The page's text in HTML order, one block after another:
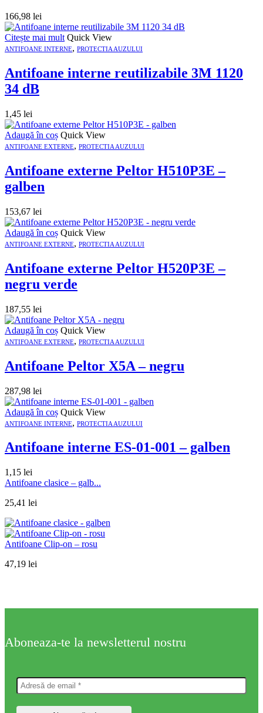
166,98 lei
Citește mai mult Quick View
ANTIFOANE INTERNE, PROTECTIA AUZULUI
Antifoane interne reutilizabile 3M 1120
34 dB
1,45 lei
Adaugă în coș Quick View
ANTIFOANE EXTERNE, PROTECTIA AUZULUI
Antifoane externe Peltor H510P3E –
galben
153,67 lei
Adaugă în coș Quick View
ANTIFOANE EXTERNE, PROTECTIA AUZULUI
Antifoane externe Peltor H520P3E –
negru verde
187,55 lei
Adaugă în coș Quick View
ANTIFOANE EXTERNE, PROTECTIA AUZULUI
Antifoane Peltor X5A – negru
287,98 lei
Adaugă în coș Quick View
ANTIFOANE INTERNE, PROTECTIA AUZULUI
Antifoane interne ES-01-001 – galben
1,15 lei
Antifoane clasice – galb...
25,41 lei
Antifoane Clip-on – rosu
47,19 lei
Aboneaza-te la newsletterul nostru